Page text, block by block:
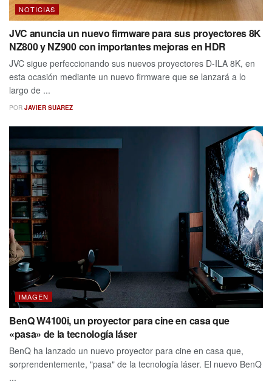
NOTICIAS
JVC anuncia un nuevo firmware para sus proyectores 8K
NZ800 y NZ900 con importantes mejoras en HDR
JVC sigue perfeccionando sus nuevos proyectores D-ILA 8K, en
esta ocasión mediante un nuevo firmware que se lanzará a lo
largo de ...
POR JAVIER SUAREZ
IMAGEN
BenQ W4100i, un proyector para cine en casa que
«pasa» de la tecnología láser
BenQ ha lanzado un nuevo proyector para cine en casa que,
sorprendentemente, "pasa" de la tecnología láser. El nuevo BenQ
...